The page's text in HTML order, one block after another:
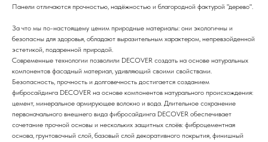
Панели отличаются прочностью, надёжностью и благородной фактурой "дерево".
За что мы по-настоящему ценим природные материалы: они экологичны и
безопасны для здоровья, обладают выразительным характером, непревзойденной
эстетикой, подаренной природой.
Современные технологии позволили DECOVER создать на основе натуральных
компонентов фасадный материал, удивляющий своими свойствами.
Безопасность, прочность и долговечность достигается созданием
фибросайдинга DECOVER на основе компонентов натурального происхождения:
цемент, минеральное армирующее волокно и вода. Длительное сохранение
первоначального внешнего вида фибросайдинга DECOVER обеспечивает
сочетание прочной основы и нескольких защитных слоёв: фиброцементная
основа, грунтовочный слой, базовый слой декоративного покрытия, финишный